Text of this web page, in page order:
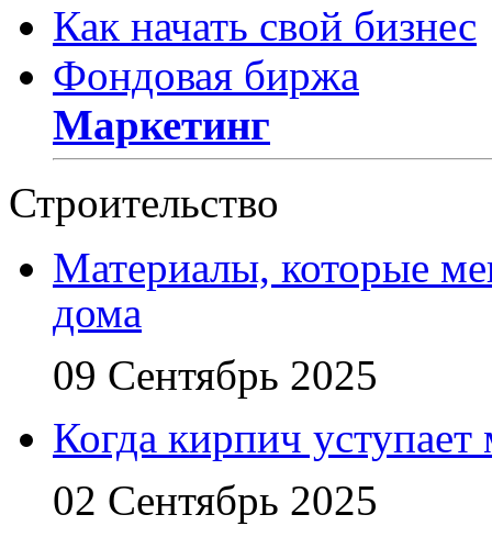
Как начать свой бизнес
Фондовая биржа
Маркетинг
Строительство
Материалы, которые
дома
09 Сентябрь 2025
Когда кирпич
02 Сентябрь 2025